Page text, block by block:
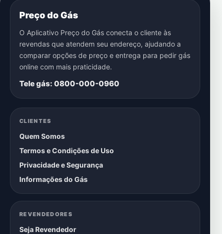
Preço do Gás
O Aplicativo Preço do Gás conecta o cliente às
revendas que atendem seu endereço, ajudando a
comparar opções de preço e entrega para pedir gás
online com mais praticidade.
Tele gás: 0800-000-0960
CLIENTES
Quem Somos
Termos e Condições de Uso
Privacidade e Segurança
Informações do Gás
REVENDEDORES
Seja Revendedor